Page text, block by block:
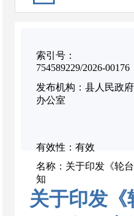
索引号：
754589229/2026-00176
发布机构：县人民政府
办公室
有效性：有效
名称：关于印发《轮
知
关于印发